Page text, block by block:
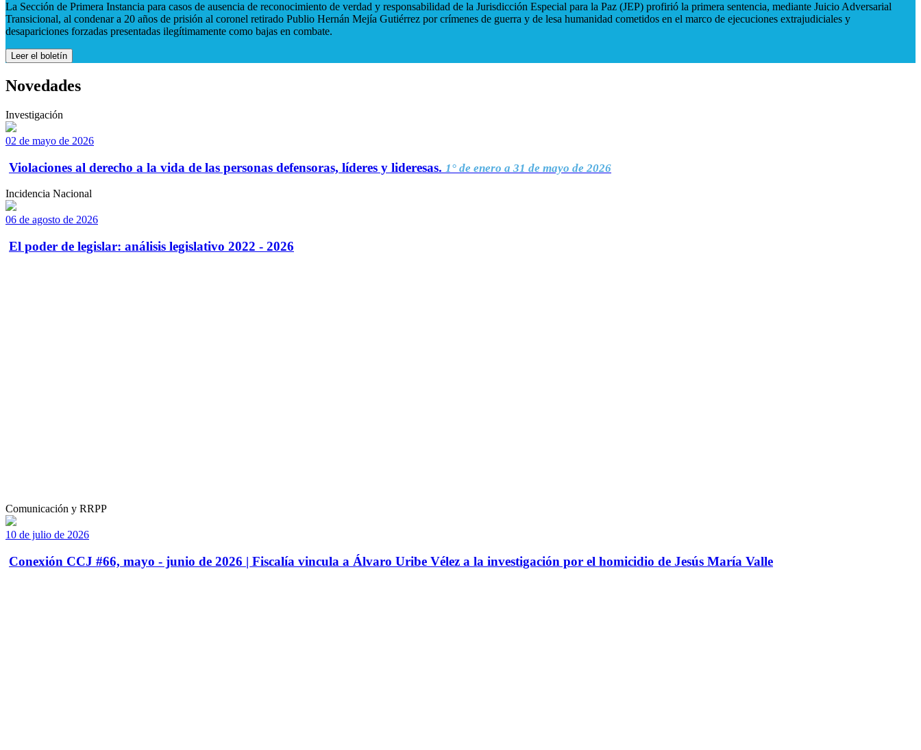
La Sección de Primera Instancia para casos de ausencia de reconocimiento de verdad y responsabilidad de la Jurisdicción Especial para la Paz (JEP) profirió la primera sentencia, mediante Juicio Adversarial
Transicional, al condenar a 20 años de prisión al coronel retirado Publio Hernán Mejía Gutiérrez por crímenes de guerra y de lesa humanidad cometidos en el marco de ejecuciones extrajudiciales y
desapariciones forzadas presentadas ilegítimamente como bajas en combate.
Leer el boletín
Novedades
Investigación
02 de mayo de 2026
Violaciones al derecho a la vida de las personas defensoras, líderes y lideresas. 1° de enero a 31 de mayo de 2026
Incidencia Nacional
06 de agosto de 2026
El poder de legislar: análisis legislativo 2022 - 2026
Comunicación y RRPP
10 de julio de 2026
Conexión CCJ #66, mayo - junio de 2026 | Fiscalía vincula a Álvaro Uribe Vélez a la investigación por el homicidio de Jesús María Valle